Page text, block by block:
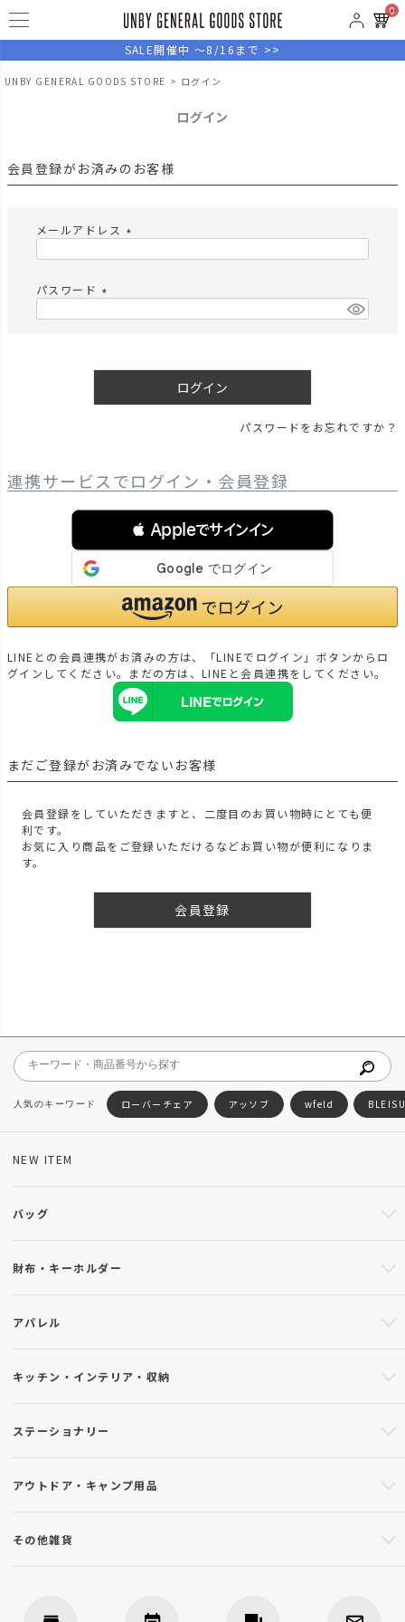
0
SALE開催中 ～8/16まで >>
UNBY GENERAL GOODS STORE ログイン
ログイン
会員登録がお済みのお客様
メールアドレス
)
パスワード
ログイン
パスワードをお忘れですか？
連携サービスでログイン・会員登録
 Appleでサインイン
LINEとの会員連携がお済みの方は、「LINEでログイン」ボタンからロ
グインしてください。まだの方は、LINEと会員連携をしてください。
まだご登録がお済みでないお客様
会員登録をしていただきますと、二度目のお買い物時にとても便
利です。
お気に入り商品をご登録いただけるなどお買い物が便利になりま
す。
会員登録
ローバーチェア アッソブ wfeld
NEW ITEM
バッグ
財布・キーホルダー
アパレル
キッチン・インテリア・収納
ステーショナリー
アウトドア・キャンプ用品
その他雑貨